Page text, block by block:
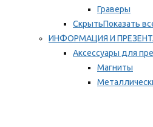
Граверы
СкрытьПоказать
ИНФОРМАЦИЯ И
Аксессуары для
Магниты